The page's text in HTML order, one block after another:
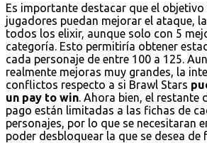
Es importante destacar que el objetivo
jugadores puedan mejorar el ataque,
todos los elixir, aunque solo con 5
categoría. Esto permitiría obtener
cada personaje de entre 100 a 125.
realmente mejoras muy grandes, la
conflictos respecto a si Brawl Stars
un pay to win . Ahora bien, el restante
pago están limitadas a las fichas de
personajes, por lo que se necesitaran
poder desbloquear la que se desea de